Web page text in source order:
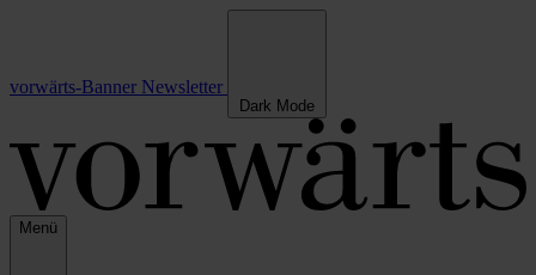
vorwärts-Banner Newsletter
Dark Mode
Menü